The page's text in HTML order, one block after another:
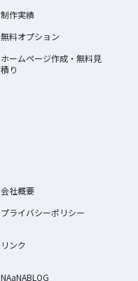
制作実績
無料オプション
ホームページ作成・無料見
積り
会社概要
プライバシーポリシー
リンク
NAaNABLOG